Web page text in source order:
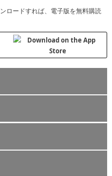
ロードすれば、電子版を無料購読